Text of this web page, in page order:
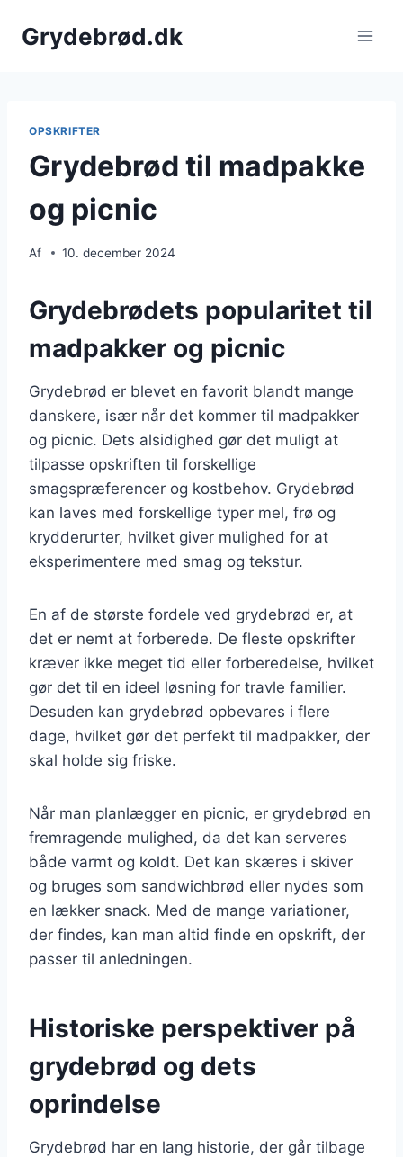
Grydebrød.dk
OPSKRIFTER
Grydebrød til madpakke
og picnic
Af 10. december 2024
Grydebrødets popularitet til
madpakker og picnic
Grydebrød er blevet en favorit blandt mange
danskere, især når det kommer til madpakker
og picnic. Dets alsidighed gør det muligt at
tilpasse opskriften til forskellige
smagspræferencer og kostbehov. Grydebrød
kan laves med forskellige typer mel, frø og
krydderurter, hvilket giver mulighed for at
eksperimentere med smag og tekstur.
En af de største fordele ved grydebrød er, at
det er nemt at forberede. De fleste opskrifter
kræver ikke meget tid eller forberedelse, hvilket
gør det til en ideel løsning for travle familier.
Desuden kan grydebrød opbevares i flere
dage, hvilket gør det perfekt til madpakker, der
skal holde sig friske.
Når man planlægger en picnic, er grydebrød en
fremragende mulighed, da det kan serveres
både varmt og koldt. Det kan skæres i skiver
og bruges som sandwichbrød eller nydes som
en lækker snack. Med de mange variationer,
der findes, kan man altid finde en opskrift, der
passer til anledningen.
Historiske perspektiver på
grydebrød og dets
oprindelse
Grydebrød har en lang historie, der går tilbage